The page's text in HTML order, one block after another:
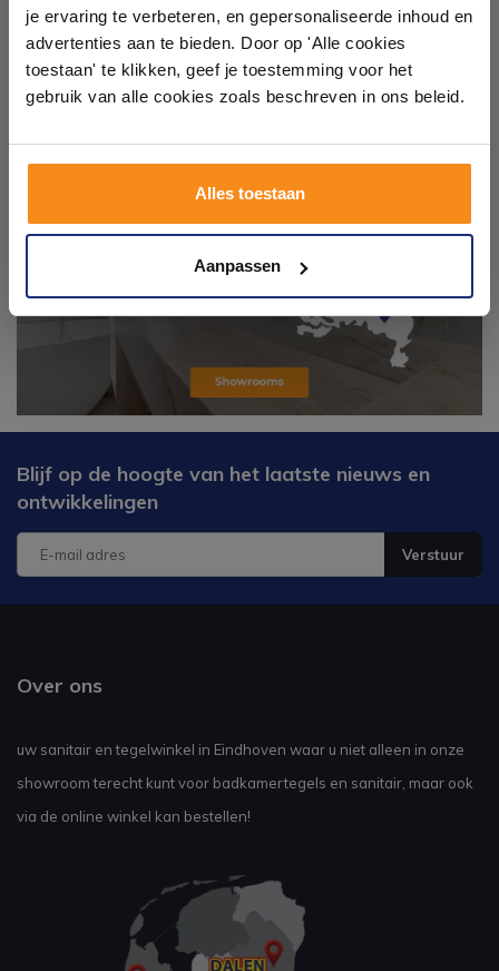
je ervaring te verbeteren, en gepersonaliseerde inhoud en
advertenties aan te bieden. Door op 'Alle cookies
toestaan' te klikken, geef je toestemming voor het
gebruik van alle cookies zoals beschreven in ons beleid.
Alles toestaan
Aanpassen
Blijf op de hoogte van het laatste nieuws en
ontwikkelingen
Verstuur
Over ons
uw sanitair en tegelwinkel in Eindhoven waar u niet alleen in onze
showroom terecht kunt voor badkamertegels en sanitair, maar ook
via de online winkel kan bestellen!
Laat je inspireren door 21 volledig ingerichte
badkameropstellingen – van compact tot luxe. Onze
ervaren adviseurs helpen je persoonlijk, en je vindt
tegels & sanitair direct uit voorraad. Gratis parkeren
op eigen terrein.
Kom langs en ervaar zelf het verschil!